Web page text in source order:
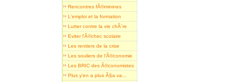
Rencontres fÃ©minines
L'emploi et la formation
Lutter contre la vie chÃ¨re
Eviter l'Ã©chec scolaire
Les rentiers de la crise
Les souliers de l'Ã©conomie
Les BRIC des Ã©conomistes
Plus y'en a plus Ã§a va...